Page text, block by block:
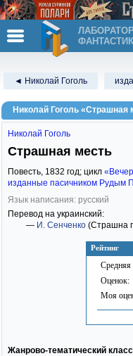
◄ Николай Гоголь
Николай Гоголь «Страшная
Рейтинг
Средняя
Оценок:
Моя
Николай Гоголь
Страшная месть
Повесть, 1832 год; цикл
изданные пасичником Рудым
Язык написания: русский
Перевод на украинский:
— И. Сенченко (Страшна
Жанрово-тематический